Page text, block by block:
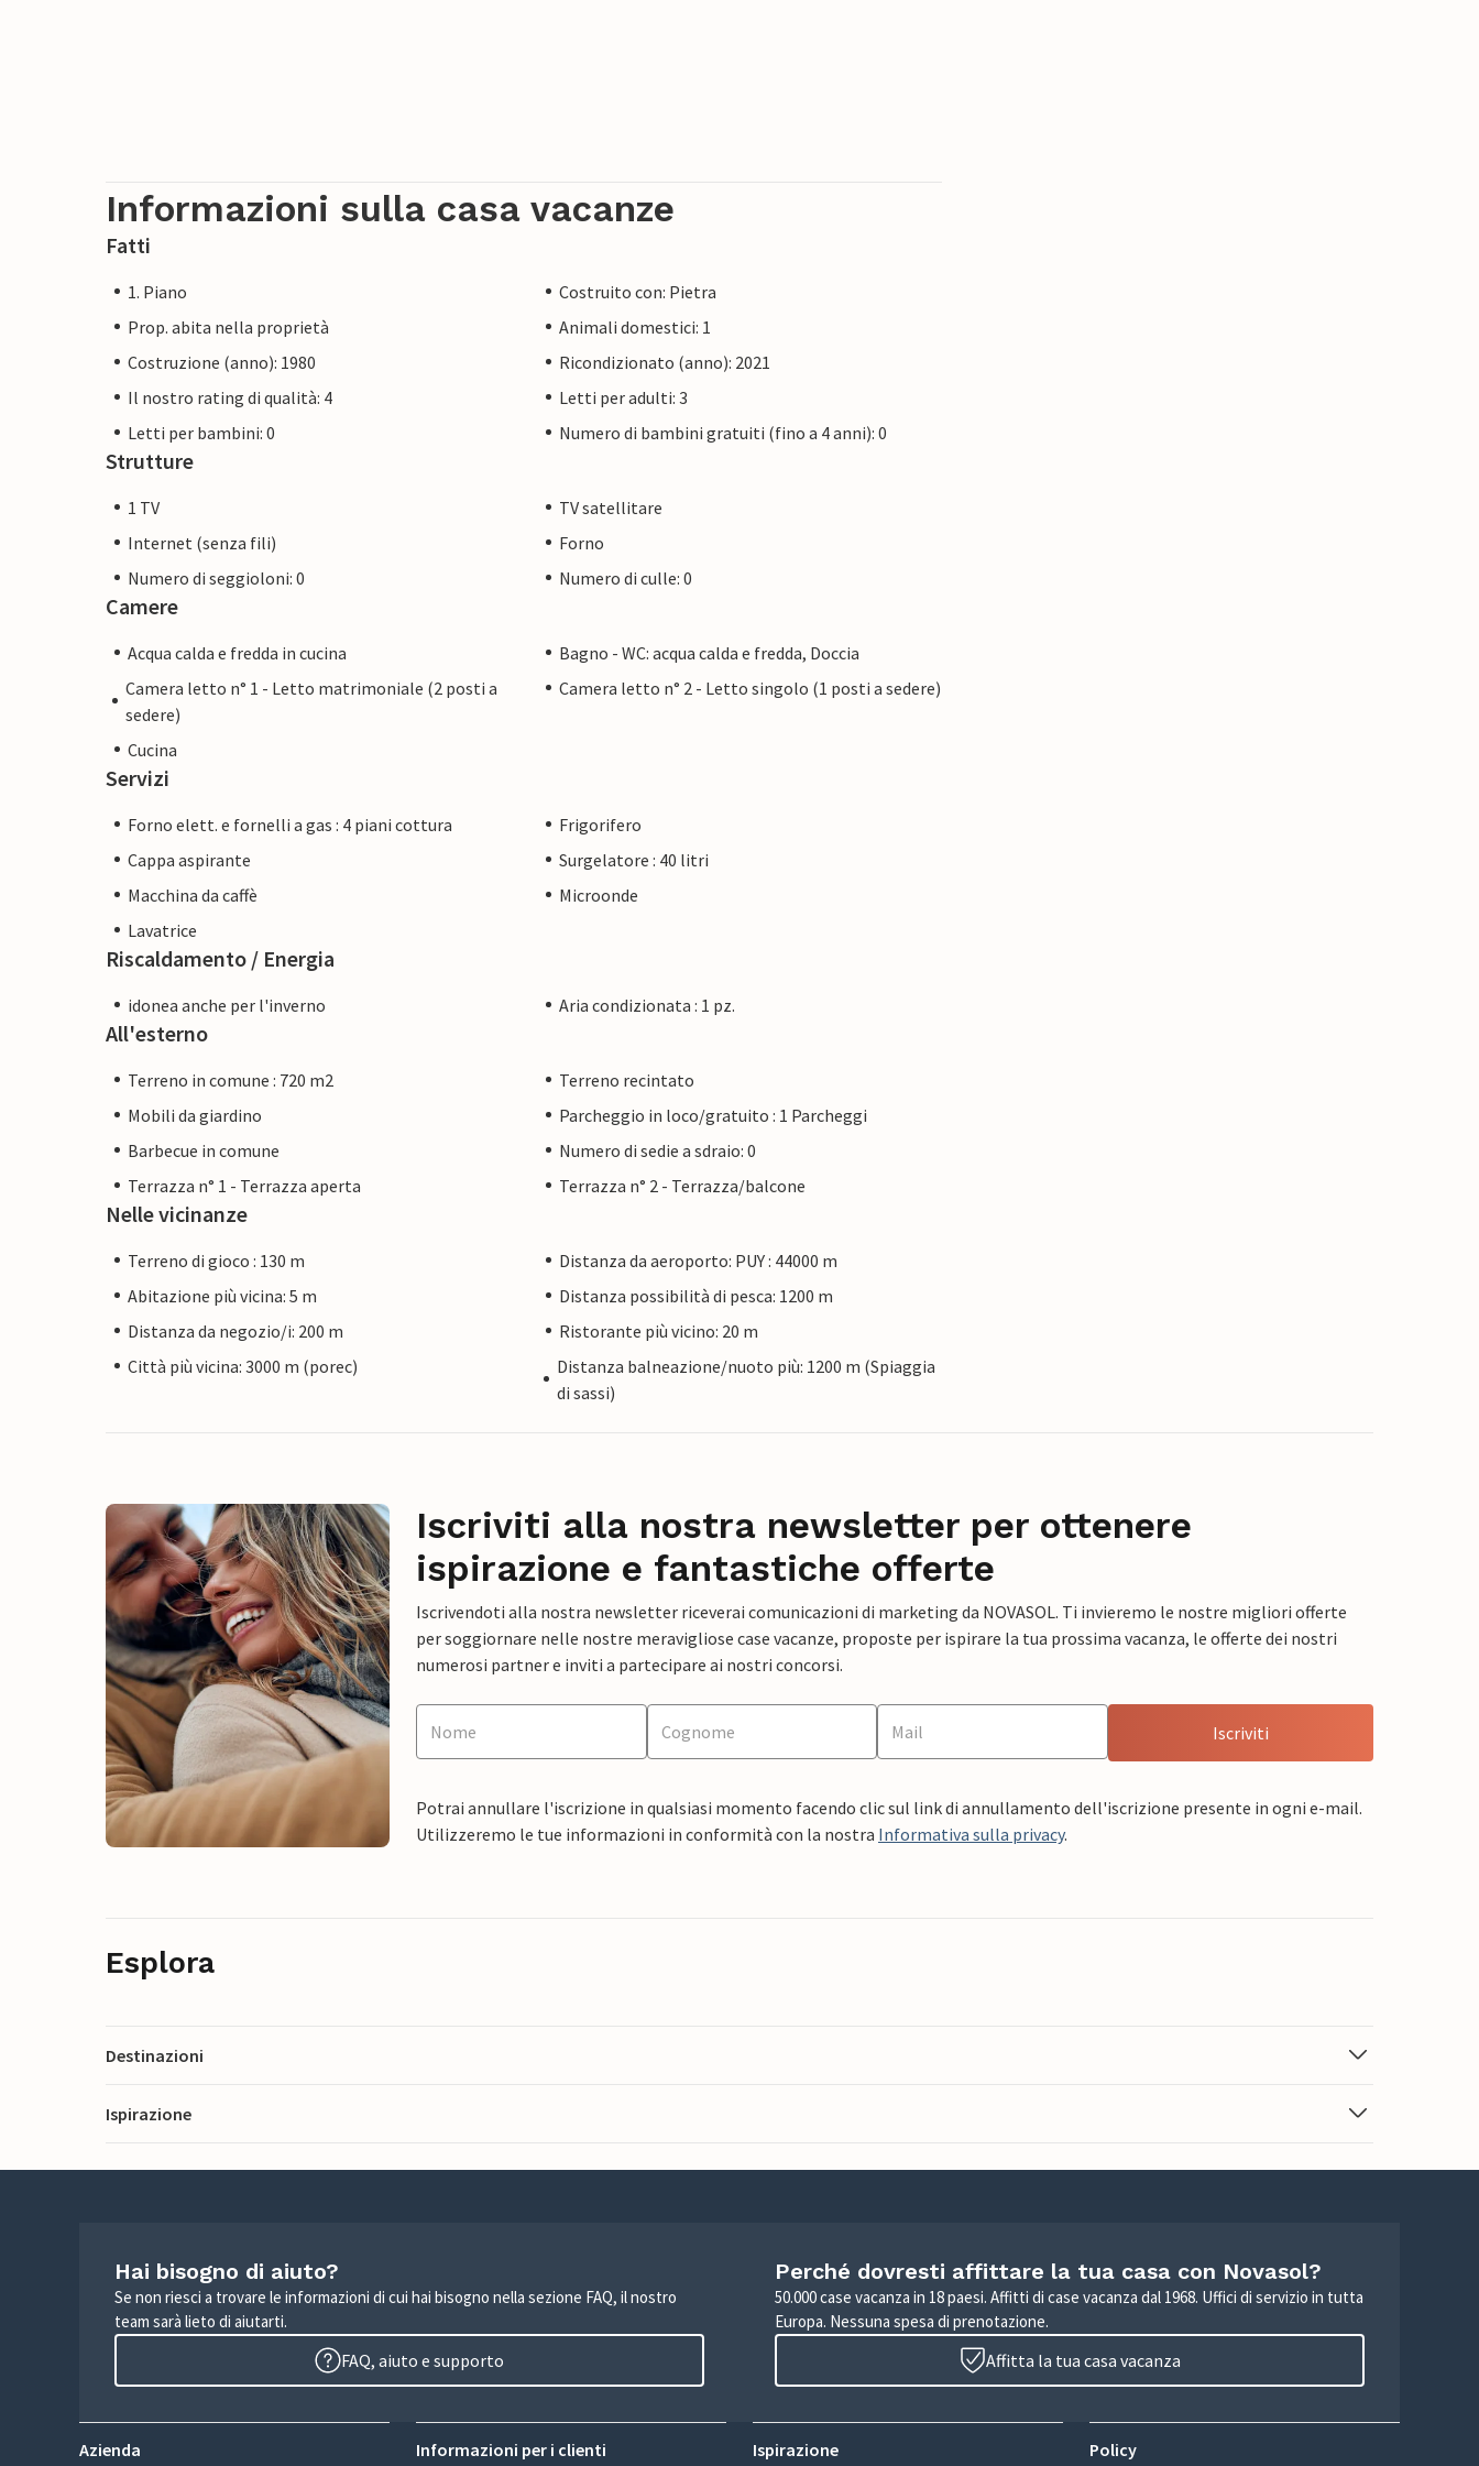
Informazioni sulla casa vacanze
Fatti
1. Piano
Costruito con: Pietra
Prop. abita nella proprietà
Animali domestici: 1
Costruzione (anno): 1980
Ricondizionato (anno): 2021
Il nostro rating di qualità: 4
Letti per adulti: 3
Letti per bambini: 0
Numero di bambini gratuiti (fino a 4 anni): 0
Strutture
1 TV
TV satellitare
Internet (senza fili)
Forno
Numero di seggioloni: 0
Numero di culle: 0
Camere
Acqua calda e fredda in cucina
Bagno - WC: acqua calda e fredda, Doccia
Camera letto n° 1 - Letto matrimoniale (2 posti a
sedere)
Camera letto n° 2 - Letto singolo (1 posti a sedere)
Cucina
Servizi
Forno elett. e fornelli a gas : 4 piani cottura
Frigorifero
Cappa aspirante
Surgelatore : 40 litri
Macchina da caffè
Microonde
Lavatrice
Riscaldamento / Energia
idonea anche per l'inverno Aria condizionata : 1 pz.
All'esterno
Terreno in comune : 720 m2
Terreno recintato
Mobili da giardino
Parcheggio in loco/gratuito : 1 Parcheggi
Barbecue in comune
Numero di sedie a sdraio: 0
Terrazza n° 1 - Terrazza aperta
Terrazza n° 2 - Terrazza/balcone
Nelle vicinanze
Terreno di gioco : 130 m
Distanza da aeroporto: PUY : 44000 m
Abitazione più vicina: 5 m
Distanza possibilità di pesca: 1200 m
Distanza da negozio/i: 200 m
Ristorante più vicino: 20 m
Città più vicina: 3000 m (porec)
Distanza balneazione/nuoto più: 1200 m (Spiaggia
di sassi)
Iscriviti alla nostra newsletter per ottenere
ispirazione e fantastiche offerte
Iscrivendoti alla nostra newsletter riceverai comunicazioni di marketing da NOVASOL. Ti invieremo le nostre migliori offerte
per soggiornare nelle nostre meravigliose case vacanze, proposte per ispirare la tua prossima vacanza, le offerte dei nostri
numerosi partner e inviti a partecipare ai nostri concorsi.
Iscriviti
Potrai annullare l'iscrizione in qualsiasi momento facendo clic sul link di annullamento dell'iscrizione presente in ogni e-mail.
Utilizzeremo le tue informazioni in conformità con la nostra Informativa sulla privacy.
Esplora
Destinazioni
Ispirazione
Hai bisogno di aiuto?
Se non riesci a trovare le informazioni di cui hai bisogno nella sezione FAQ, il nostro
team sarà lieto di aiutarti.
FAQ, aiuto e supporto
Perché dovresti affittare la tua casa con Novasol?
50.000 case vacanza in 18 paesi. Affitti di case vacanza dal 1968. Uffici di servizio in tutta
Europa. Nessuna spesa di prenotazione.
Affitta la tua casa vacanza
Azienda Informazioni per i clienti Ispirazione Policy